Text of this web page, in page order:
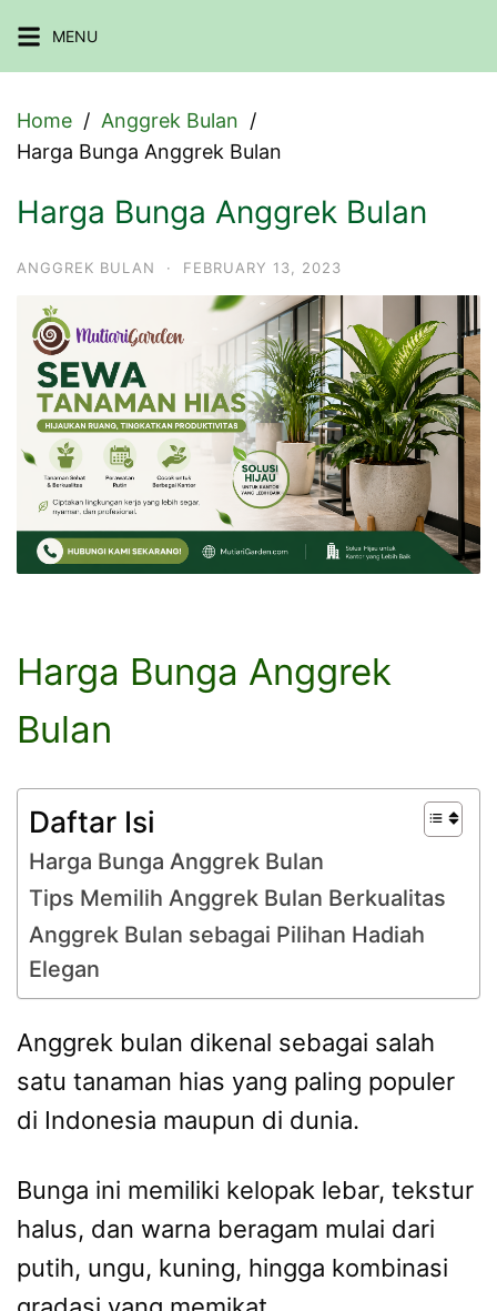
to
MENU
Home
Anggrek Bulan
Harga Bunga Anggrek Bulan
Harga Bunga Anggrek Bulan
ANGGREK BULAN · FEBRUARY 13, 2023
Harga Bunga Anggrek
Bulan
Daftar Isi
Harga Bunga Anggrek Bulan
Tips Memilih Anggrek Bulan Berkualitas
Anggrek Bulan sebagai Pilihan Hadiah
Elegan
Anggrek bulan dikenal sebagai salah
satu tanaman hias yang paling populer
di Indonesia maupun di dunia.
Bunga ini memiliki kelopak lebar, tekstur
halus, dan warna beragam mulai dari
putih, ungu, kuning, hingga kombinasi